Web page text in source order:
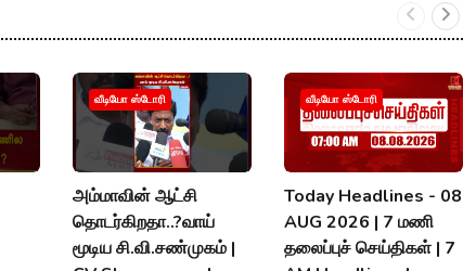
வீடியோ ஸ்டோரி
அம்மாவின் ஆட்சி
தொடர்கிறதா..?வாய்
மூடிய சி.வி.சண்முகம் |
வீடியோ ஸ்டோரி
Today Headlines - 08
AUG 2026 | 7 மணி
தலைப்புச் செய்திகள் | 7